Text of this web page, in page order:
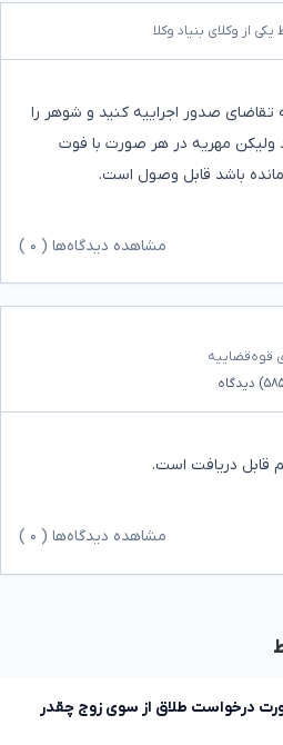
از وکلای بنیاد وکلا
صدور اجراییه کنید و شوهر را
ولیکن مهریه در هر صورت با فوت
باشد قابل ‌وصول است.
مشاهده دیدگاه‌ها ( ۰
قوه‌قضاییه
دیدگاه
قابل دریافت است.
مشاهده دیدگاه‌ها ( ۰
درخواست طلاق از سوی زوج چقدر